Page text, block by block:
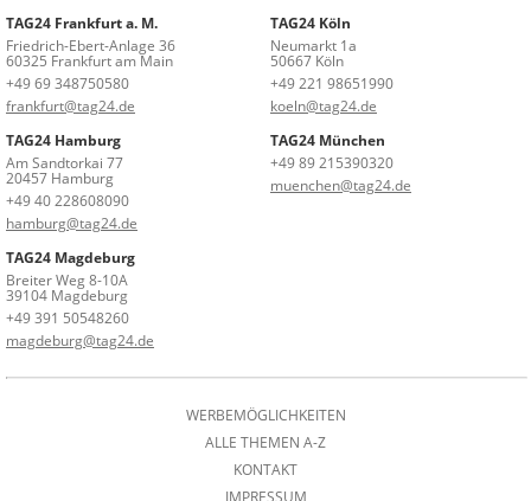
TAG24 Frankfurt a. M.
Friedrich-Ebert-Anlage 36
60325 Frankfurt am Main
+49 69 348750580
frankfurt@tag24.de
TAG24 Köln
Neumarkt 1a
50667 Köln
+49 221 98651990
koeln@tag24.de
TAG24 Hamburg
Am Sandtorkai 77
20457 Hamburg
+49 40 228608090
hamburg@tag24.de
TAG24 München
+49 89 215390320
muenchen@tag24.de
TAG24 Magdeburg
Breiter Weg 8-10A
39104 Magdeburg
+49 391 50548260
magdeburg@tag24.de
WERBEMÖGLICHKEITEN
ALLE THEMEN A-Z
KONTAKT
IMPRESSUM